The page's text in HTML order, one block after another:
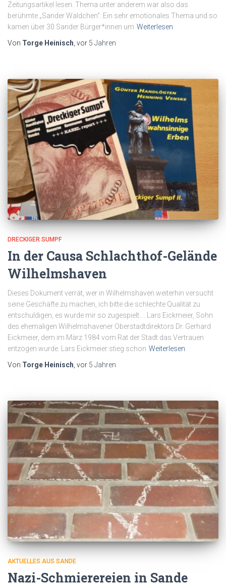
Zeitungsartikel lesen. Thema unter anderem war also das
berühmte „Sander Wäldchen“. Ein sehr emotionales Thema und so
kamen über 30 Sander Bürger*innen um Weiterlesen
Von Torge Heinisch, vor 5 Jahren
DRECKIGER SUMPF
In der Causa Schlachthof-Gelände
Wilhelmshaven
Dieses Dokument verrät, wer in Wilhelmshaven weiterhin versucht
seine Geschäfte zu machen, ich bitte die schlechte Qualität zu
entschuldigen, es wurde mir so zugespielt…. Lars Eickmeier, Sohn
des ehemaligen Wilhelmshavener Oberstadtdirektors Dr. Gerhard
Eickmeier, dem im März 1984 vom Rat der Stadt das Vertrauen
entzogen wurde. Lars Eickmeier stieg schon Weiterlesen
Von Torge Heinisch , vor 5 Jahren
AKTUELLES AUS SANDE
Nazi-Schmierereien in Sande